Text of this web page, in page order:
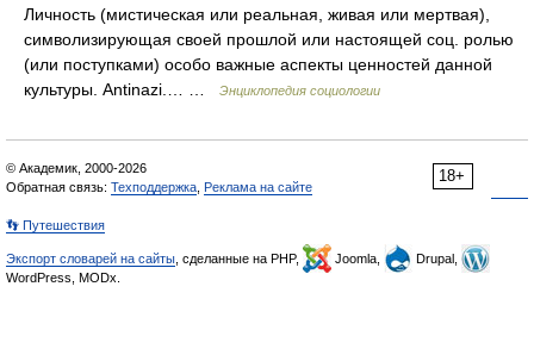
Личность (мистическая или реальная, живая или мертвая),
символизирующая своей прошлой или настоящей соц. ролью
(или поступками) особо важные аспекты ценностей данной
культуры. Antinazi.… …
Энциклопедия социологии
18+
© Академик, 2000-2026
Обратная связь: Техподдержка Реклама на сайте
👣 Путешествия
Экспорт словарей на сайты , сделанные на PHP, Joomla,
Drupal,
WordPress, MODx.